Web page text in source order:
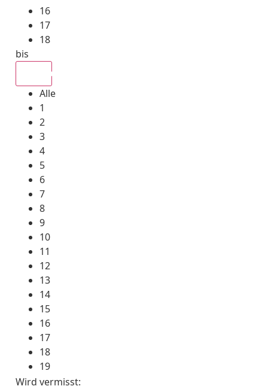
16
17
18
bis
Alle
1
2
3
4
5
6
7
8
9
10
11
12
13
14
15
16
17
18
19
Wird vermisst: